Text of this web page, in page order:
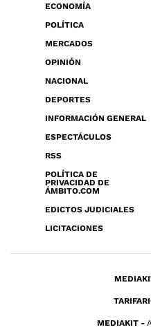
ECONOMÍA
POLÍTICA
MERCADOS
OPINIÓN
NACIONAL
DEPORTES
INFORMACIÓN GENERAL
ESPECTÁCULOS
RSS
POLÍTICA DE
PRIVACIDAD DE
ÁMBITO.COM
EDICTOS JUDICIALES
LICITACIONES
MEDIAKIT